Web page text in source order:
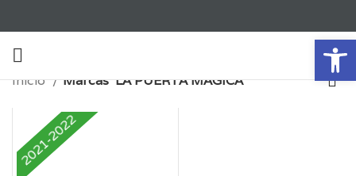
Inicio Marcas LA PUERTA MÁGICA
2021-2022